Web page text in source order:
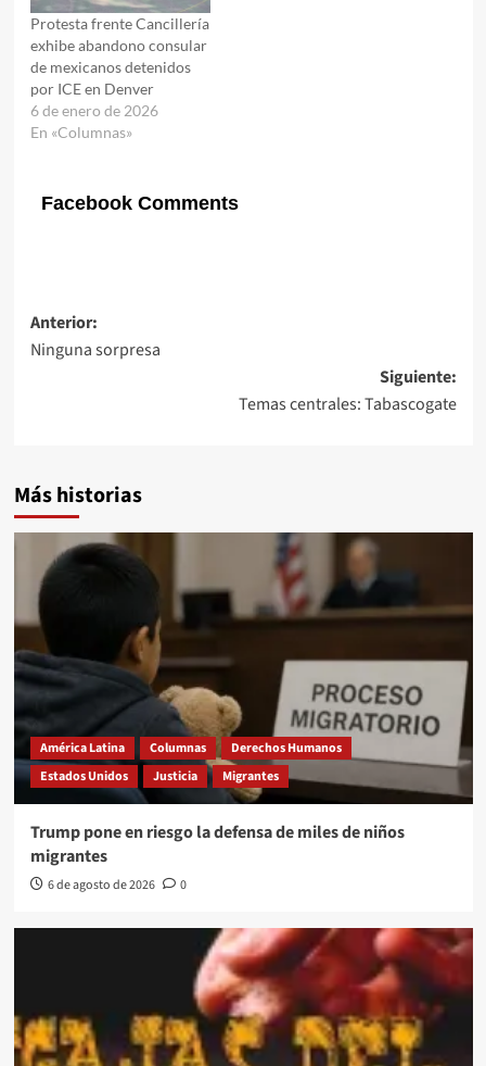
Protesta frente Cancillería
exhibe abandono consular
de mexicanos detenidos
por ICE en Denver
6 de enero de 2026
En «Columnas»
Facebook Comments
Navegación
de
Anterior:
Ninguna sorpresa
Siguiente:
Temas centrales: Tabascogate
Más historias
América Latina Columnas
Derechos Humanos
Estados Unidos
Justicia Migrantes
Trump pone en riesgo la defensa de miles de niños
migrantes
6 de agosto de 2026 0